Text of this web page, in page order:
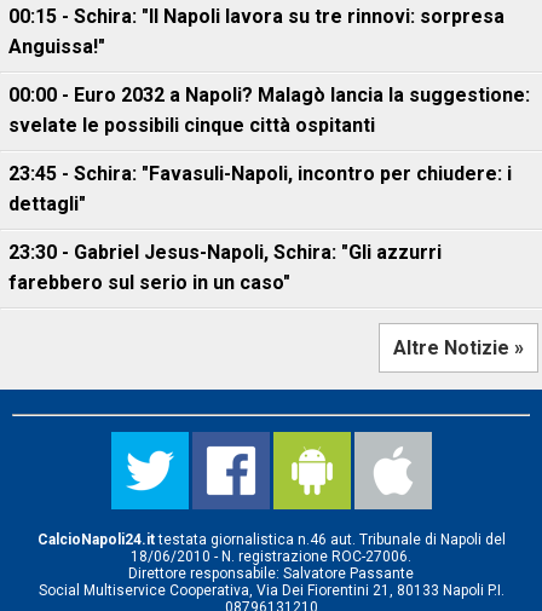
00:15 - Schira: "Il Napoli lavora su tre rinnovi: sorpresa
Anguissa!"
00:00 - Euro 2032 a Napoli? Malagò lancia la suggestione:
svelate le possibili cinque città ospitanti
23:45 - Schira: "Favasuli-Napoli, incontro per chiudere: i
dettagli"
23:30 - Gabriel Jesus-Napoli, Schira: "Gli azzurri
farebbero sul serio in un caso"
Altre Notizie »
CalcioNapoli24.ittestata giornalistica n.46 aut. Tribunale di Napoli del
18/06/2010 - N. registrazione ROC-27006.
Direttore responsabile: Salvatore Passante
Social Multiservice Cooperativa, Via Dei Fiorentini 21, 80133 Napoli P.I.
08796131210